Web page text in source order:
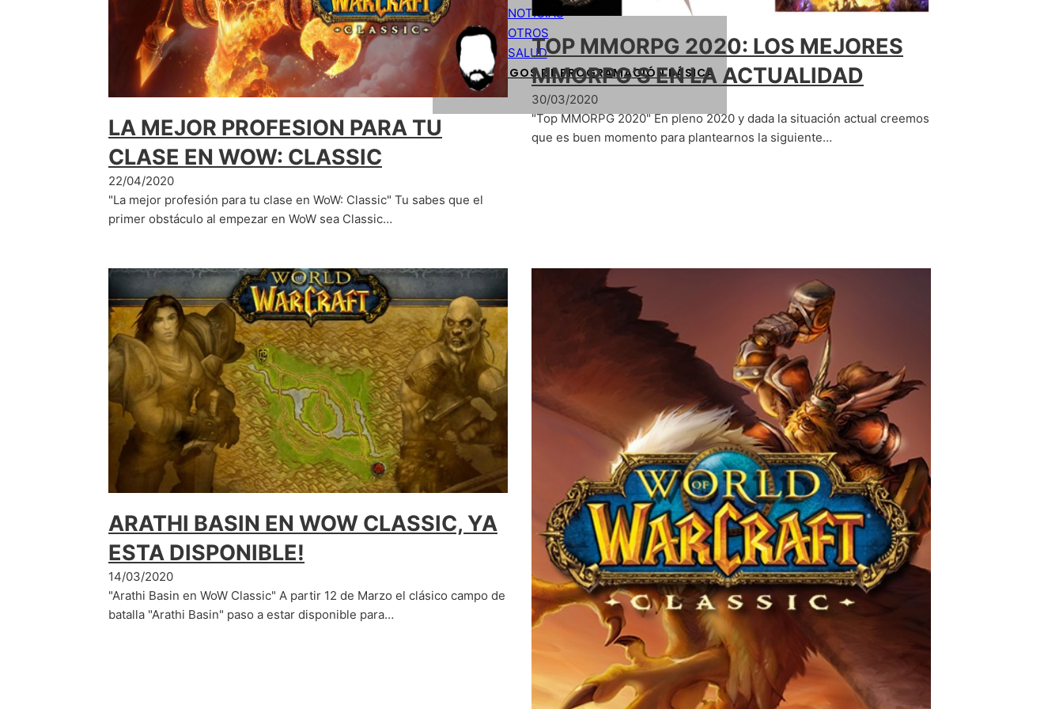
NOTICIAS
OTROS
SALUD
CÓDIGOS DE PROGRAMACIÓN BÁSICA
LA MEJOR PROFESION PARA TU
CLASE EN WOW: CLASSIC
22/04/2020
"La mejor profesión para tu clase en WoW: Classic" Tu sabes que el
primer obstáculo al empezar en WoW sea Classic…
TOP MMORPG 2020: LOS MEJORES
MMORPG’S EN LA ACTUALIDAD
30/03/2020
"Top MMORPG 2020" En pleno 2020 y dada la situación actual creemos
que es buen momento para plantearnos la siguiente…
ARATHI BASIN EN WOW CLASSIC, YA
ESTA DISPONIBLE!
14/03/2020
"Arathi Basin en WoW Classic" A partir 12 de Marzo el clásico campo de
batalla "Arathi Basin" paso a estar disponible para…